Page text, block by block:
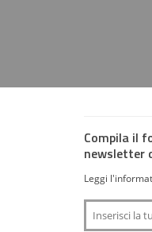
Compila il
newsletter
Leggi